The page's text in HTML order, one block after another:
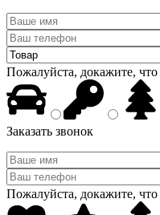
Пожалуйста, докажите,
Заказать звонок
Пожалуйста, докажите,